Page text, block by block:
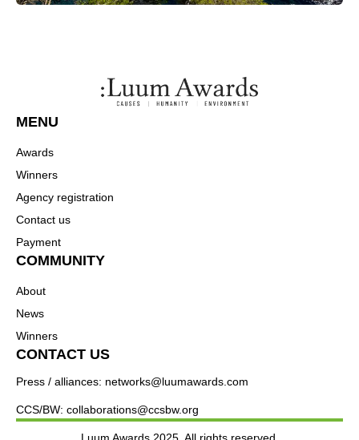
MENU
Awards
Winners
Agency registration
Contact us
Payment
COMMUNITY
About
News
Winners
CONTACT US
Press / alliances: networks@luumawards.com
CCS/BW: collaborations@ccsbw.org